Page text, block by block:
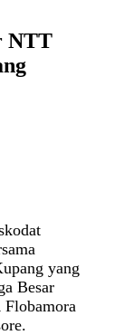
NTT
yang
Besar